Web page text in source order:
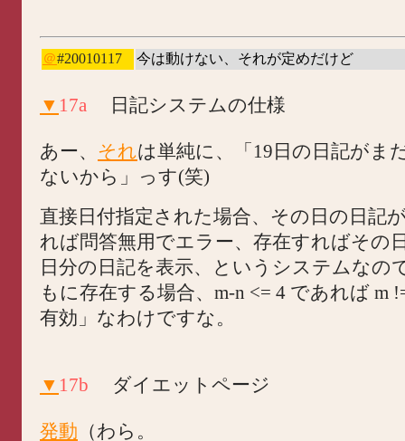
＠#20010117 今は動けない、それが定めだけど
▼ 17a 日記システムの仕様
あー、 それは単純に、「19日の日記がま
ないから」っす(笑)
直接日付指定された場合、その日の日記
れば問答無用でエラー、存在すればその
日分の日記を表示、というシステムなの
もに存在する場合、m-n <= 4 であれば m
有効」なわけですな。
▼ 17b ダイエットページ
発動 （わら。